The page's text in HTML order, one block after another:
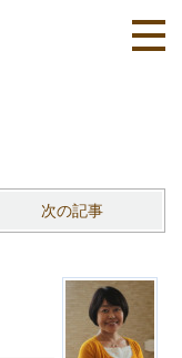
次の記事